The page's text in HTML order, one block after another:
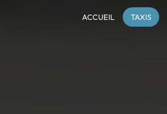
ACCUEIL TAXIS